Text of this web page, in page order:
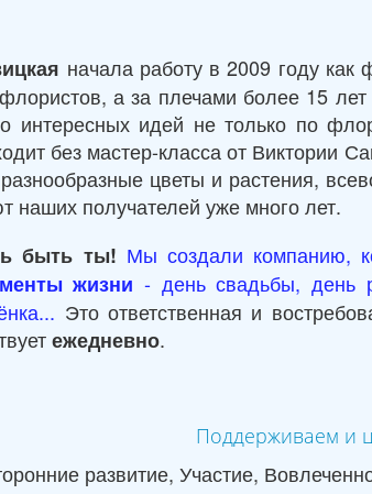
начала работу в 2009 году
а за плечами более 15
интересных идей не только по
без мастер-класса от Виктории
цветы и растения,
наших получателей уже много лет.
быть ты! Мы создали компанию,
жизни - день свадьбы, день
Это ответственная и
ежедневно.
Поддерживаем и
развитие, Участие,